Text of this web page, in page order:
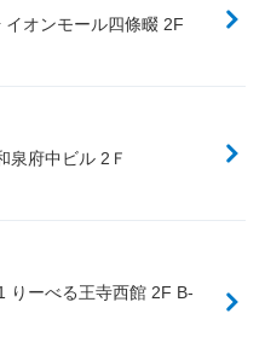
オンモール四條畷 2F
泉府中ビル 2Ｆ
りーべる王寺西館 2F B-